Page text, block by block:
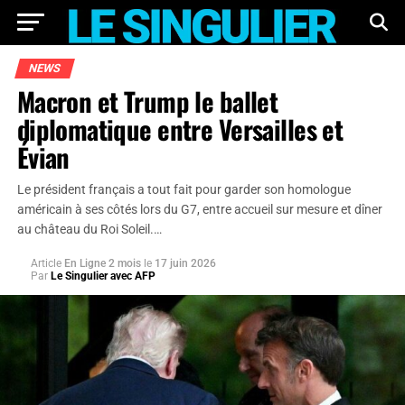
NEWS
Macron et Trump le ballet
diplomatique entre Versailles et
Évian
Le président français a tout fait pour garder son homologue
américain à ses côtés lors du G7, entre accueil sur mesure et dîner
au château du Roi Soleil.…
Article En Ligne 2 mois le 17 juin 2026
Par Le Singulier avec AFP